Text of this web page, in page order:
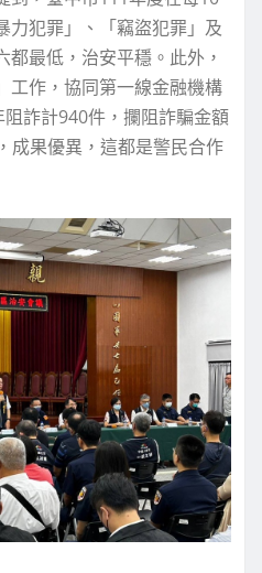
力犯罪」、「竊盜犯罪」及
都最低，治安平穩。此外，
工作，協同第一線金融機構
詐計940件，攔阻詐騙金額
成果優異，這都是警民合作